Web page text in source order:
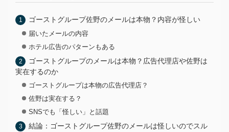
ゴーストグループ佐野のメールは本物？内容が怪しい
届いたメールの内容
ホテル広告のパターンもある
ゴーストグループのメールは本物？広告代理店や佐野は
実在するのか
ゴーストグループは本物の広告代理店？
佐野は実在する？
SNSでも「怪しい」と話題
結論：ゴーストグループ佐野のメールは怪しいのでスル